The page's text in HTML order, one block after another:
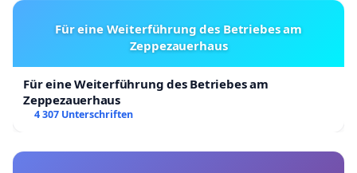
Für eine Weiterführung des Betriebes am
Zeppezauerhaus
Für eine Weiterführung des Betriebes am
Zeppezauerhaus
4 307 Unterschriften